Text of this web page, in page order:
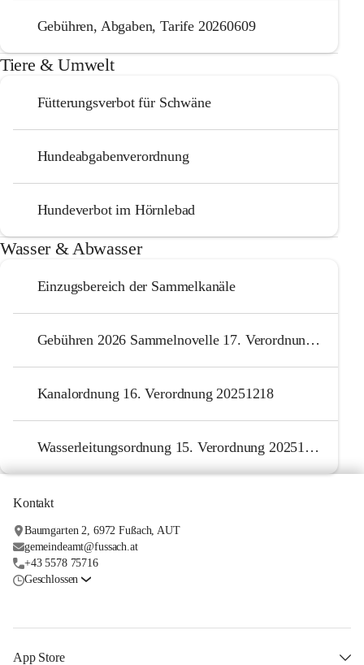
Gebühren, Abgaben, Tarife 20260609
Tiere & Umwelt
Fütterungsverbot für Schwäne
Hundeabgabenverordnung
Hundeverbot im Hörnlebad
Wasser & Abwasser
Einzugsbereich der Sammelkanäle
Gebühren 2026 Sammelnovelle 17. Verordnung 20251218
Kanalordnung 16. Verordnung 20251218
Wasserleitungsordnung 15. Verordnung 20251218
Kontakt
Baumgarten 2, 6972 Fußach, AUT
gemeindeamt@fussach.at
+43 5578 75716
Geschlossen
App Store